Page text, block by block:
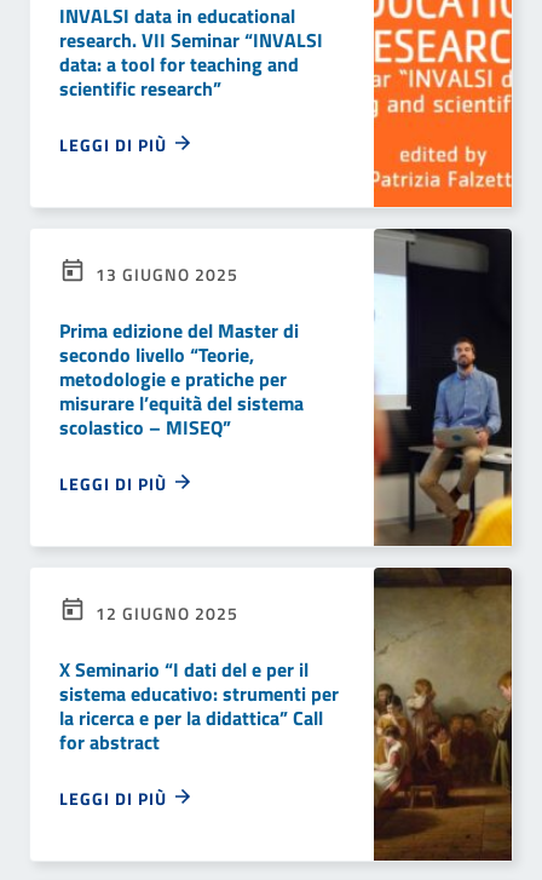
INVALSI data in educational
research. VII Seminar “INVALSI
data: a tool for teaching and
scientific research”
LEGGI DI PIÙ
13 GIUGNO 2025
Prima edizione del Master di
secondo livello “Teorie,
metodologie e pratiche per
misurare l’equità del sistema
scolastico – MISEQ”
LEGGI DI PIÙ
12 GIUGNO 2025
X Seminario “I dati del e per il
sistema educativo: strumenti per
la ricerca e per la didattica” Call
for abstract
LEGGI DI PIÙ